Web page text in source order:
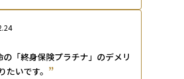
「終身保険プラチナ」のデメリ
たいです。 ”